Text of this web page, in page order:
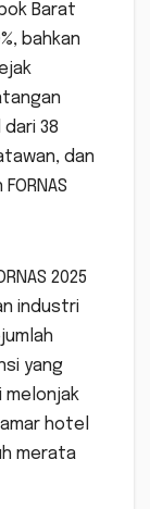
Barat
bahkan
38
dan
2025
industri
yang
melonjak
hotel
merata